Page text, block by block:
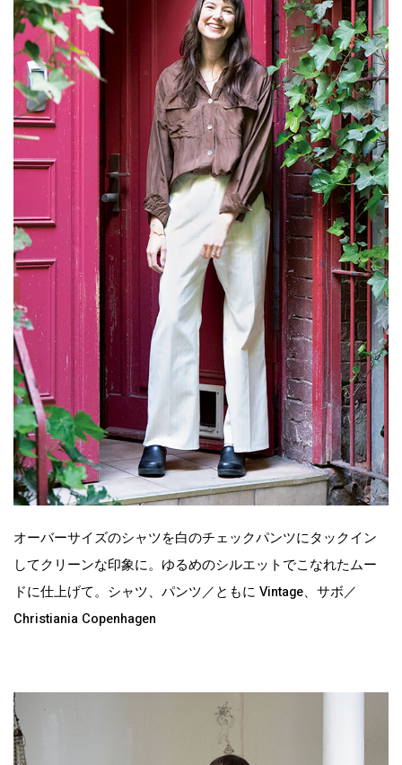
オーバーサイズのシャツを白のチェックパンツにタックイン
してクリーンな印象に。ゆるめのシルエットでこなれたムー
ドに仕上げて。シャツ、パンツ／ともに Vintage、サボ／
Christiania Copenhagen